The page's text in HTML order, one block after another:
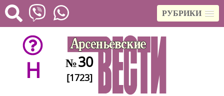
РУБРИКИ
H №30
[1723]